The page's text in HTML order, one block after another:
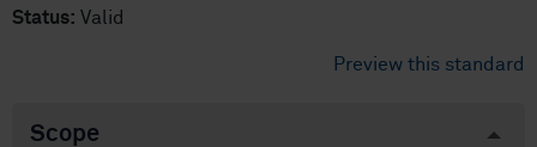
Status: Valid
Preview this standard
Scope